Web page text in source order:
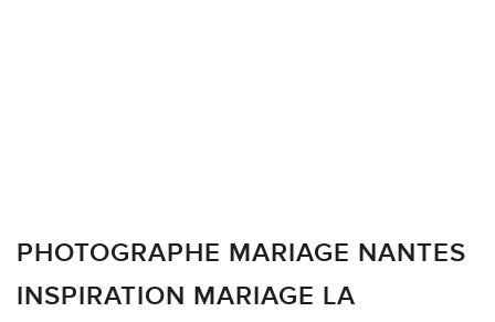
PHOTOGRAPHE MARIAGE NANTES
INSPIRATION MARIAGE LA